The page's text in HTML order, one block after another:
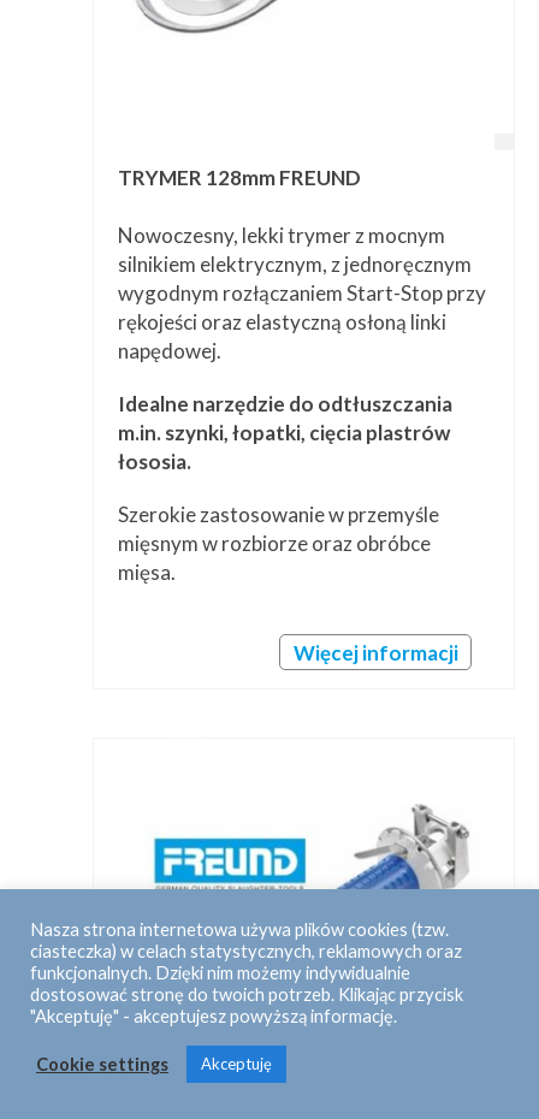
TRYMER 128mm FREUND
Nowoczesny, lekki trymer z mocnym
silnikiem elektrycznym, z jednoręcznym
wygodnym rozłączaniem Start-Stop przy
rękojeści oraz elastyczną osłoną linki
napędowej.
Idealne narzędzie do odtłuszczania
m.in. szynki, łopatki, cięcia plastrów
łososia.
Szerokie zastosowanie w przemyśle
mięsnym w rozbiorze oraz obróbce
mięsa.
Więcej informacji
Nasza strona internetowa używa plików cookies (tzw.
ciasteczka) w celach statystycznych, reklamowych oraz
funkcjonalnych. Dzięki nim możemy indywidualnie
dostosować stronę do twoich potrzeb. Klikając przycisk
"Akceptuję" - akceptujesz powyższą informację.
Cookie settings Akceptuję